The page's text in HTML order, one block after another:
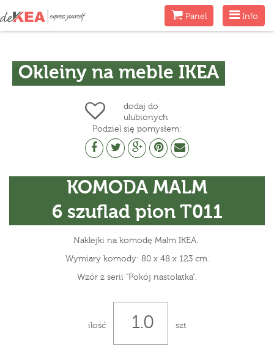
Menu
Info
MenuPanel
Okleiny na meble IKEA
dodaj do
ulubionych
Podziel się pomysłem:
KOMODA MALM
6 szuflad pion T011
Naklejki na komodę Malm IKEA.
Wymiary komody: 80 x 48 x 123 cm.
Wzór z serii "Pokój nastolatka".
ilość szt